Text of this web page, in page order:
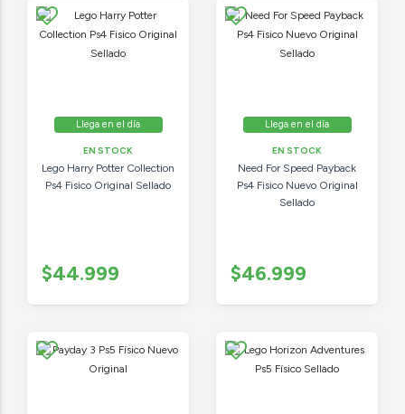
Llega en el día
EN STOCK
Lego Harry Potter Collection
Ps4 Fisico Original Sellado
$44.999
Llega en el día
EN STOCK
Need For Speed Payback
Ps4 Fisico Nuevo Original
Sellado
$46.999